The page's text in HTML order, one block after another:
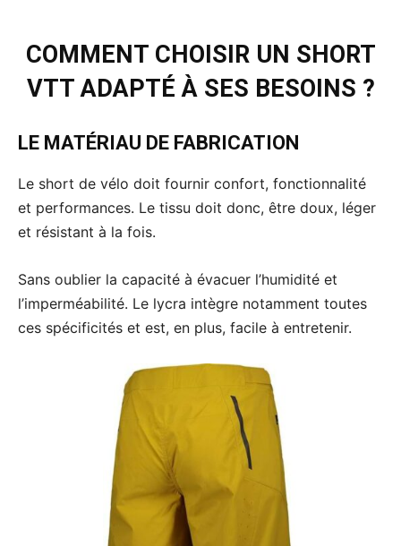
COMMENT CHOISIR UN SHORT
VTT ADAPTÉ À SES BESOINS ?
LE MATÉRIAU DE FABRICATION
Le short de vélo doit fournir confort, fonctionnalité
et performances. Le tissu doit donc, être doux, léger
et résistant à la fois.
Sans oublier la capacité à évacuer l’humidité et
l’imperméabilité. Le lycra intègre notamment toutes
ces spécificités et est, en plus, facile à entretenir.